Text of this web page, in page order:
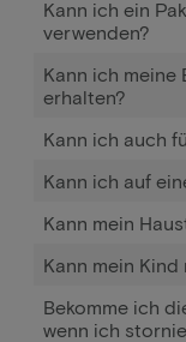
Kann ich ein
verwenden?
Kann ich
erhalten?
Kann ich auch
Kann ich auf
Kann mein
Kann mein Kind
Bekomme ich
wenn ich